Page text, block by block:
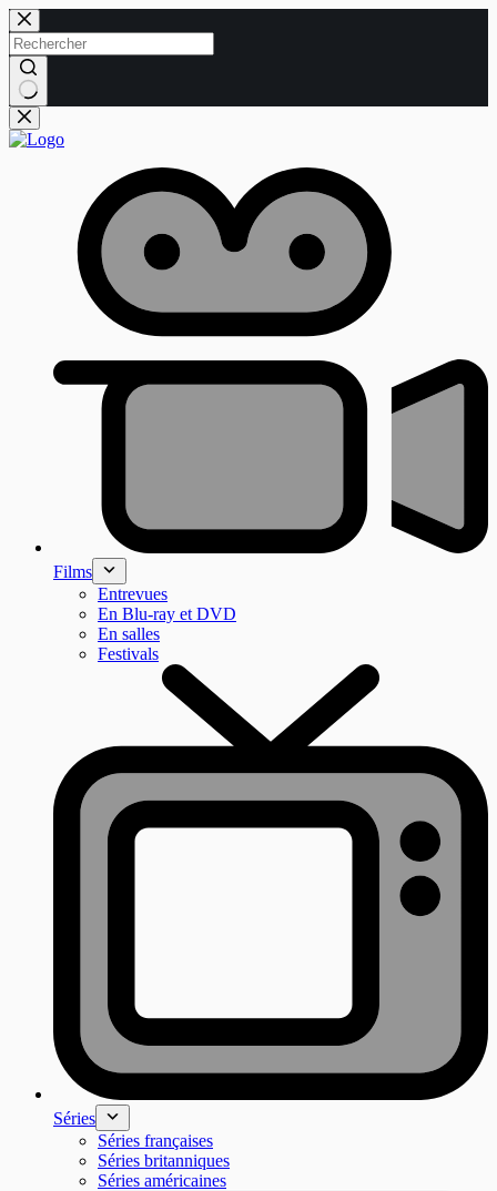
Passer
au
contenu
Aucun
résultat
Films
Entrevues
En Blu-ray et DVD
En salles
Festivals
Séries
Séries françaises
Séries britanniques
Séries américaines